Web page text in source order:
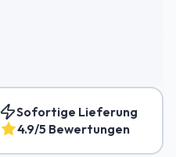
Sofortige Lieferung
4.9/5 Bewertungen